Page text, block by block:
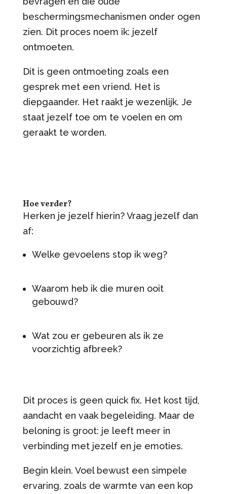
beschermingsmechanismen onder ogen
zien. Dit proces noem ik: jezelf
ontmoeten.
Dit is geen ontmoeting zoals een
gesprek met een vriend. Het is
diepgaander. Het raakt je wezenlijk. Je
staat jezelf toe om te voelen en om
geraakt te worden.
Hoe verder?
Herken je jezelf hierin? Vraag jezelf dan
af:
Welke gevoelens stop ik weg?
Waarom heb ik die muren ooit
gebouwd?
Wat zou er gebeuren als ik ze
voorzichtig afbreek?
Dit proces is geen quick fix. Het kost tijd,
aandacht en vaak begeleiding. Maar de
beloning is groot: je leeft meer in
verbinding met jezelf en je emoties.
Begin klein. Voel bewust een simpele
ervaring, zoals de warmte van een kop